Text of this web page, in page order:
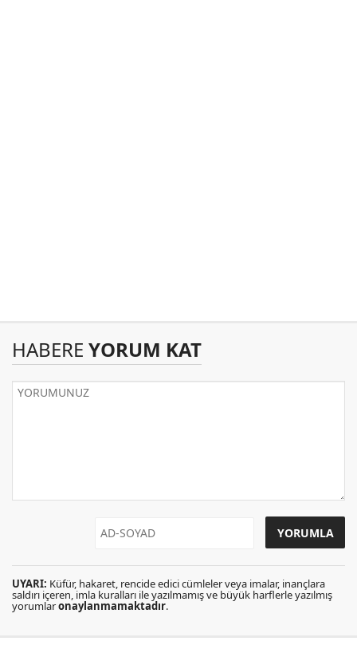
HABERE YORUM KAT
UYARI: Küfür, hakaret, rencide edici cümleler veya imalar, inançlara
saldırı içeren, imla kuralları ile yazılmamış ve büyük harflerle yazılmış
yorumlaronaylanmamaktadır.